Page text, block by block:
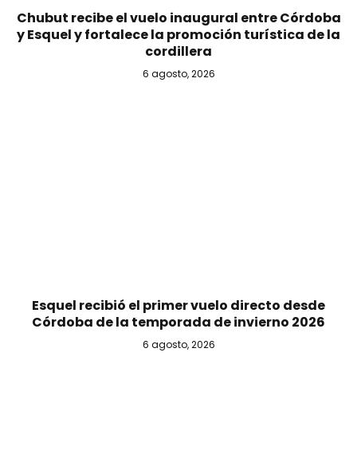
Chubut recibe el vuelo inaugural entre Córdoba
y Esquel y fortalece la promoción turística de la
cordillera
6 agosto, 2026
Esquel recibió el primer vuelo directo desde
Córdoba de la temporada de invierno 2026
6 agosto, 2026